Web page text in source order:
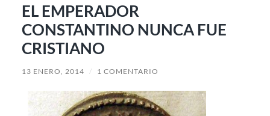
EL EMPERADOR
CONSTANTINO NUNCA FUE
CRISTIANO
13 ENERO, 2014 / 1 COMENTARIO